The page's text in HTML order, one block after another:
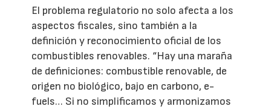
El problema regulatorio no solo afecta a los
aspectos fiscales, sino también a la
definición y reconocimiento oficial de los
combustibles renovables. “Hay una maraña
de definiciones: combustible renovable, de
origen no biológico, bajo en carbono, e-
fuels… Si no simplificamos y armonizamos